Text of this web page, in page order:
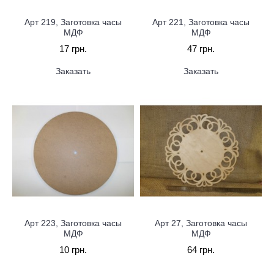
Арт 219, Заготовка часы
МДФ
17 грн.
Заказать
Арт 221, Заготовка часы
МДФ
47 грн.
Заказать
Арт 223, Заготовка часы
МДФ
10 грн.
Арт 27, Заготовка часы
МДФ
64 грн.